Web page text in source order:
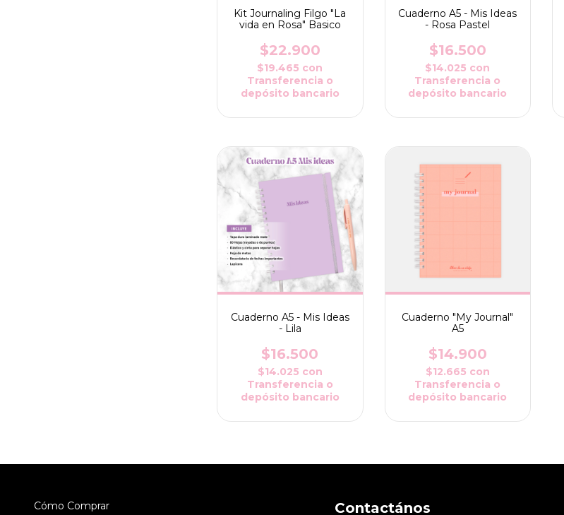
Kit Journaling Filgo "La
vida en Rosa" Basico
$22.900
$19.465 con
Transferencia o
depósito bancario
Cuaderno A5 - Mis Ideas
- Rosa Pastel
$16.500
$14.025 con
Transferencia o
depósito bancario
Cuaderno A5 - Mis Ideas
- Lila
$16.500
$14.025 con
Transferencia o
depósito bancario
Cuaderno "My Journal"
A5
$14.900
$12.665 con
Transferencia o
depósito bancario
Cómo Comprar Contactános